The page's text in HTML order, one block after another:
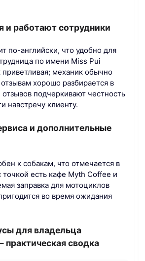
и работают сотрудники
по-английски, что удобно для
по имени Miss Pui
приветливая; механик обычно
хорошо разбирается в
подчеркивают честность
навстречу клиенту.
и дополнительные
к собакам, что отмечается в
точкой есть кафе Myth Coffee и
заправка для мотоциклов
во время ожидания
для владельца
сводка